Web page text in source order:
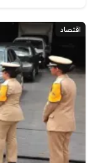
اقتصاد